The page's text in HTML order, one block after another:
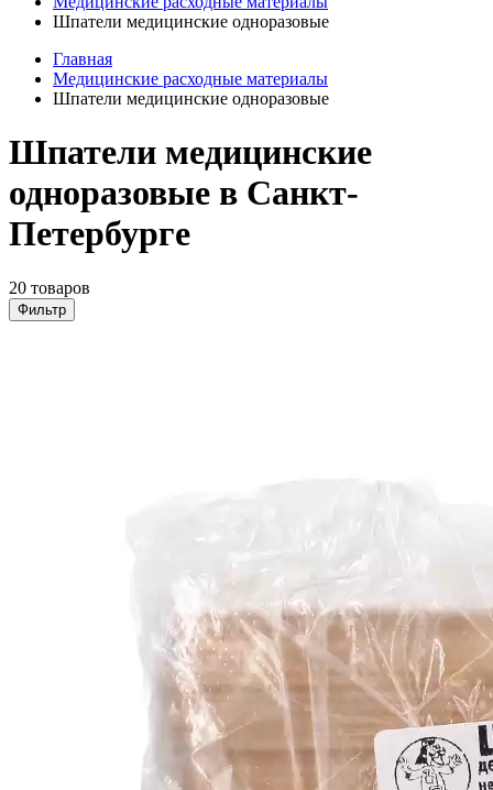
Шпатели медицинские одноразовые
Главная
Медицинские расходные материалы
Шпатели медицинские одноразовые
Шпатели медицинские
одноразовые в Санкт-
Петербурге
20 товаров
Фильтр